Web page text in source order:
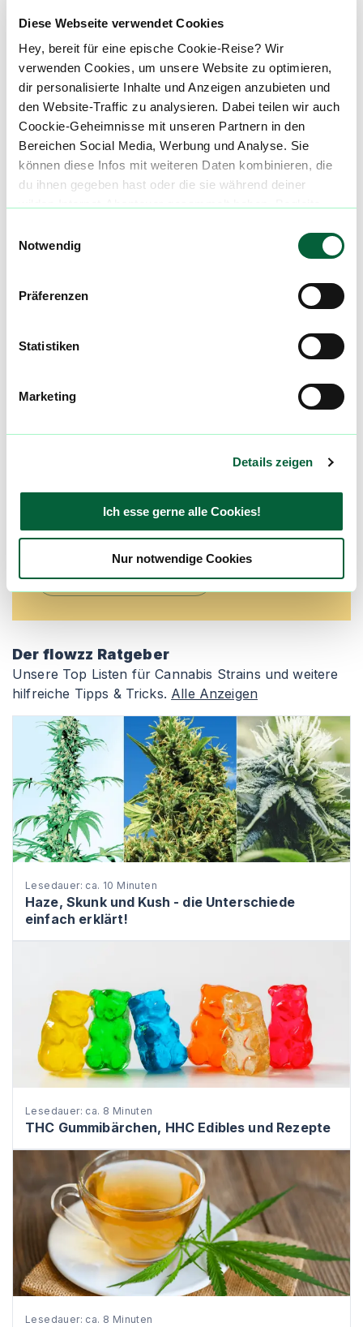
Diese Webseite verwendet Cookies
Hey, bereit für eine epische Cookie-Reise? Wir
verwenden Cookies, um unsere Website zu optimieren,
dir personalisierte Inhalte und Anzeigen anzubieten und
den Website-Traffic zu analysieren. Dabei teilen wir auch
Coockie-Geheimnisse mit unseren Partnern in den
Bereichen Social Media, Werbung und Analyse. Sie
können diese Infos mit weiteren Daten kombinieren, die
du ihnen gegeben hast oder die sie während deiner
Notwendig
Präferenzen
Statistiken
Marketing
Details zeigen
Ich esse gerne alle Cookies!
Nur notwendige Cookies
Mach mit in der flowzz.com
Community
Alle wichtigen Daten und Fakten - täglich
aktualisiert! Hilf uns mit Deinen Kommentaren
und Bewertungen flowzz noch besser zu
machen. Melde dich an, um dir deine
Lieblingsblüten zu merken, rechtzeitig über
Jetzt registrieren
Neue Cannabisblüten und die
verpassen!
Newsletter und erfahre immer zuerst welche
Preise hat! Registriere dich jetzt und bleibe
immer auf dem Laufenden!
Newsletter abonnieren
Der flowzz Ratgeber
Unsere Top Listen für Cannabis Strains und weitere
hilfreiche Tipps & Tricks. Alle Anzeigen
Lesedauer: ca. 10 Minuten
Haze, Skunk und Kush - die Unterschiede
einfach erklärt!
Lesedauer: ca. 8 Minuten
THC Gummibärchen, HHC Edibles und Rezepte
Lesedauer: ca. 8 Minuten